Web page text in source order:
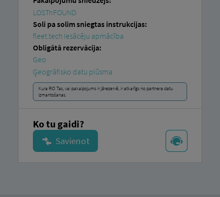
LOSTnFOUND
Soli pa solim sniegtas instrukcijas:
fleet.tech Iesācēju apmācība
Obligātā rezervācija:
Geo
Ģeogrāfisko datu plūsma
Kura RIO Tas, vai pakalpojums ir jārezervē, ir atkarīgs no partnera datu
izmantošanas.
Ko tu gaidi?